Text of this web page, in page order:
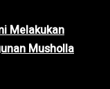
Melakukan
Musholla